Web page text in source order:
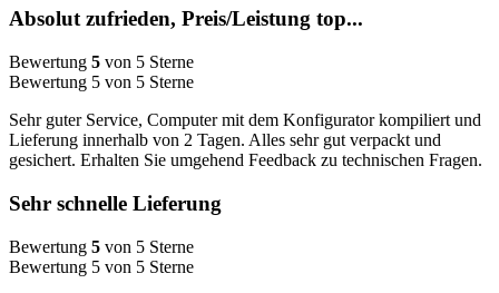
Absolut zufrieden, Preis/Leistung top...
Bewertung 5 von 5 Sterne
Bewertung 5 von 5 Sterne
Sehr guter Service, Computer mit dem Konfigurator kompiliert und
Lieferung innerhalb von 2 Tagen. Alles sehr gut verpackt und
gesichert. Erhalten Sie umgehend Feedback zu technischen Fragen.
Sehr schnelle Lieferung
Bewertung 5 von 5 Sterne
Bewertung 5 von 5 Sterne